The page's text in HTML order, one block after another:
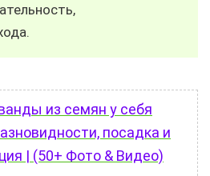
из семян у себя
посадка и
| (50+ Фото & Видео)